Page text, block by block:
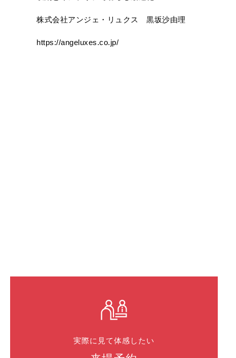
株式会社アンジェ・リュクス 黒坂沙由理
https://angeluxes.co.jp/
実際に見て体感したい